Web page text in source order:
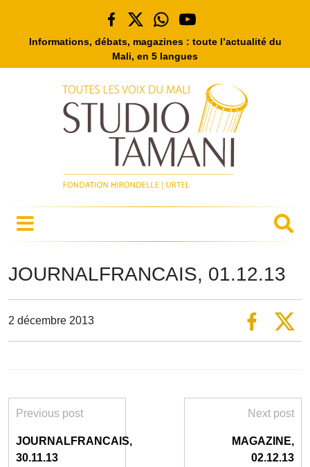
Informations, débats, magazines : toute l’actualité du
Mali, en 5 langues
JOURNALFRANCAIS, 01.12.13
2 décembre 2013
Previous post
JOURNALFRANCAIS,
30.11.13
Next post
MAGAZINE,
02.12.13